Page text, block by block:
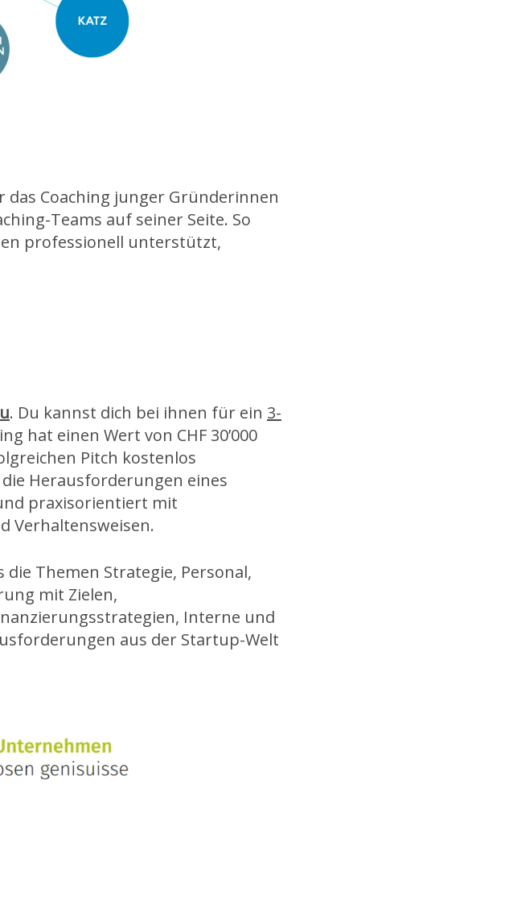
das Coaching junger Gründerinnen
Teams auf seiner Seite. So
professionell unterstützt,
. Du kannst dich bei ihnen für ein 3-
hat einen Wert von CHF 30’000
Pitch kostenlos
Herausforderungen eines
praxisorientiert mit
Verhaltensweisen.
Themen Strategie, Personal,
mit Zielen,
Interne und
aus der Startup-Welt